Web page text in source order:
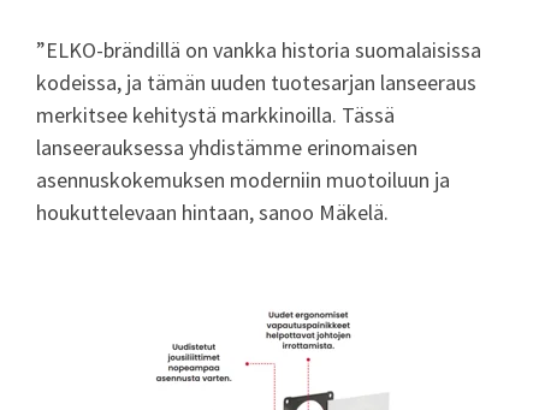
”ELKO-brändillä on vankka historia suomalaisissa
kodeissa, ja tämän uuden tuotesarjan lanseeraus
merkitsee kehitystä markkinoilla. Tässä
lanseerauksessa yhdistämme erinomaisen
asennuskokemuksen moderniin muotoiluun ja
houkuttelevaan hintaan, sanoo Mäkelä.